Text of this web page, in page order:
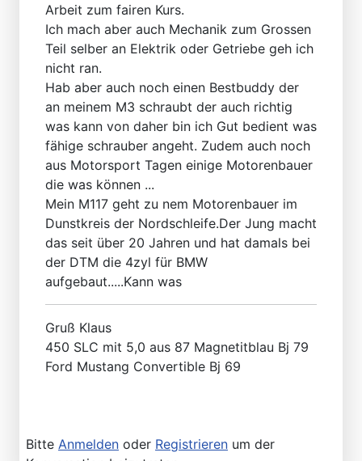
Arbeit zum fairen Kurs.
Ich mach aber auch Mechanik zum Grossen
Teil selber an Elektrik oder Getriebe geh ich
nicht ran.
Hab aber auch noch einen Bestbuddy der
an meinem M3 schraubt der auch richtig
was kann von daher bin ich Gut bedient was
fähige schrauber angeht. Zudem auch noch
aus Motorsport Tagen einige Motorenbauer
die was können ...
Mein M117 geht zu nem Motorenbauer im
Dunstkreis der Nordschleife.Der Jung macht
das seit über 20 Jahren und hat damals bei
der DTM die 4zyl für BMW
aufgebaut.....Kann was
Gruß Klaus
450 SLC mit 5,0 aus 87 Magnetitblau Bj 79
Ford Mustang Convertible Bj 69
Bitte Anmelden oder Registrieren um der